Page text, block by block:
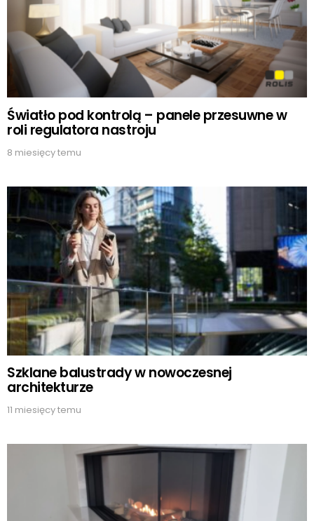
Światło pod kontrolą – panele przesuwne w
roli regulatora nastroju
8 miesięcy temu
Szklane balustrady w nowoczesnej
architekturze
11 miesięcy temu